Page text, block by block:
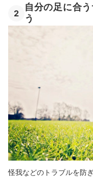
2
自分の足に合
う
怪我などのトラブルを防